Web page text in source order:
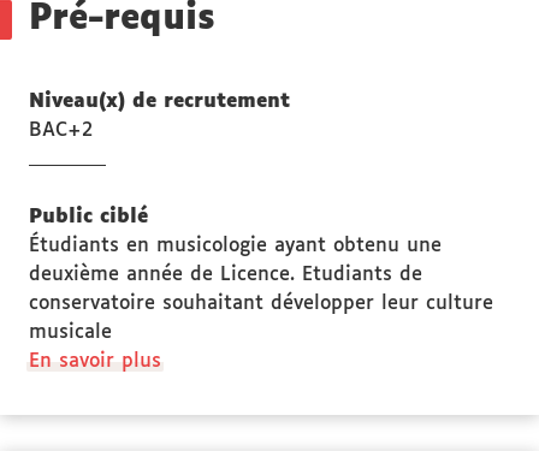
Pré-requis
Niveau(x) de recrutement
BAC+2
Public ciblé
Étudiants en musicologie ayant obtenu une
deuxième année de Licence. Etudiants de
conservatoire souhaitant développer leur culture
musicale
En savoir plus
des